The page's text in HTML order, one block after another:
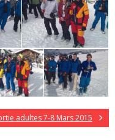
adultes 7-8 Mars 2015